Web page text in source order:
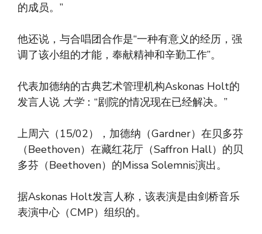
的成员。”
他还说，与合唱团合作是“一种有意义的经历，强
调了该小组的才能，奉献精神和辛勤工作”。
代表加德纳的古典艺术管理机构Askonas Holt的
发言人说 大学：“剧院的情况现在已经解决。”
上周六（15/02），加德纳（Gardner）在贝多芬
（Beethoven）在藏红花厅（Saffron Hall）的贝
多芬（Beethoven）的Missa Solemnis演出。
据Askonas Holt发言人称，该表演是由剑桥音乐
表演中心（CMP）组织的。